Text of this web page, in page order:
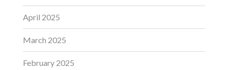
April 2025
March 2025
February 2025